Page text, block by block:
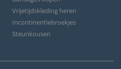
Vrijetijdskleding heren
Incontinentiebroekjes
Steunkousen